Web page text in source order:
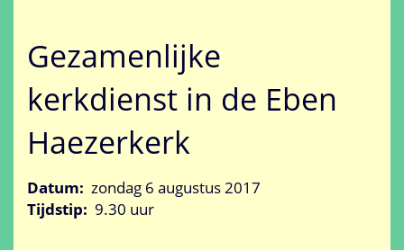
Gezamenlijke
kerkdienst in de Eben
Haezerkerk
Datum: zondag 6 augustus 2017
Tijdstip: 9.30 uur